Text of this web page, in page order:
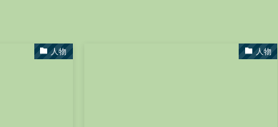
人物 人物